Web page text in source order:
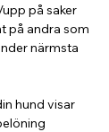
på saker
på andra som
närmsta
hund visar